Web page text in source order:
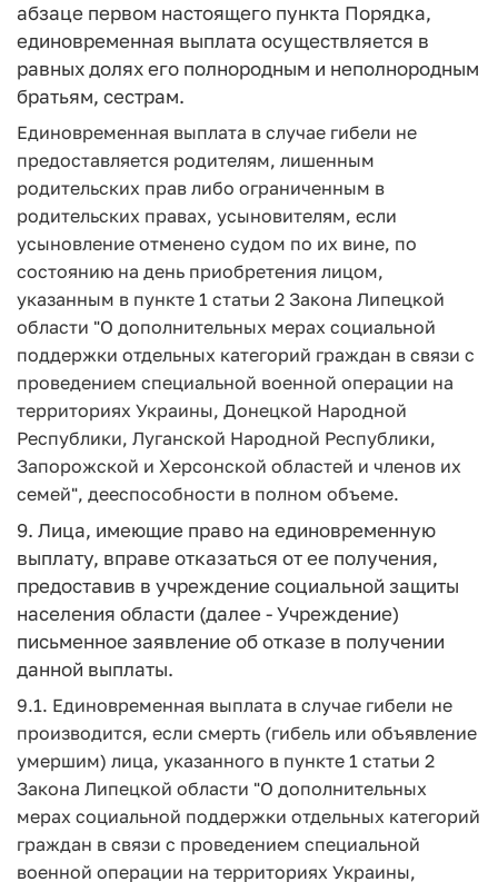
абзаце первом настоящего пункта Порядка,
единовременная выплата осуществляется в
равных долях его полнородным и неполнородным
братьям, сестрам.
Единовременная выплата в случае гибели не
предоставляется родителям, лишенным
родительских прав либо ограниченным в
родительских правах, усыновителям, если
усыновление отменено судом по их вине, по
состоянию на день приобретения лицом,
указанным в пункте 1 статьи 2 Закона Липецкой
области "О дополнительных мерах социальной
поддержки отдельных категорий граждан в связи с
проведением специальной военной операции на
территориях Украины, Донецкой Народной
Республики, Луганской Народной Республики,
Запорожской и Херсонской областей и членов их
семей", дееспособности в полном объеме.
9. Лица, имеющие право на единовременную
выплату, вправе отказаться от ее получения,
предоставив в учреждение социальной защиты
населения области (далее - Учреждение)
письменное заявление об отказе в получении
данной выплаты.
9.1. Единовременная выплата в случае гибели не
производится, если смерть (гибель или объявление
умершим) лица, указанного в пункте 1 статьи 2
Закона Липецкой области "О дополнительных
мерах социальной поддержки отдельных категорий
граждан в связи с проведением специальной
военной операции на территориях Украины,